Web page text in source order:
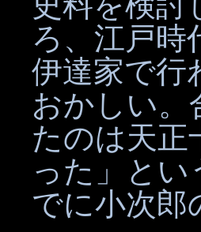
ろ、江戸時
伊達家で行
おかしい。
たのは天正
った」と
でに小次郎